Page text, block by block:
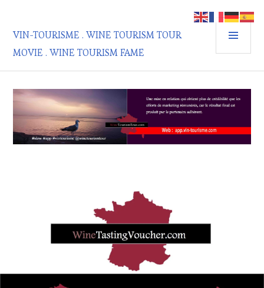
contenu
principal
VIN-TOURISME . WINE TOURISM TOUR
MOVIE . WINE TOURISM FAME